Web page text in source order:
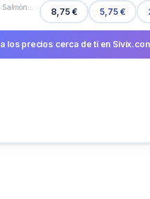
8,75 € 5,75 €
los precios cerca de ti en